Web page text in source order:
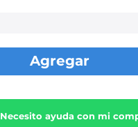
Agregar
Necesito ayuda con mi